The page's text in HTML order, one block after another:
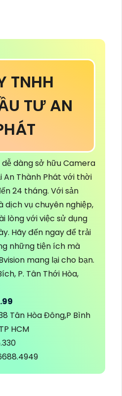
TNHH
TƯ AN
dàng sở hữu Camera
An Thành Phát với thời
24 tháng. Với sản
dịch vụ chuyên nghiệp,
lòng với việc sử dụng
Hãy đến ngay để trải
những tiện ích mà
mang lại cho bạn.
P. Tân Thới Hòa,
Tân Hòa Đông,P Bình
HCM